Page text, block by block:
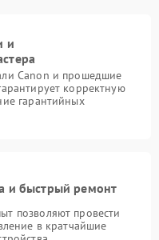
и
Canon и прошедшие
корректную
гарантийных
и быстрый ремонт
позволяют провести
в кратчайшие